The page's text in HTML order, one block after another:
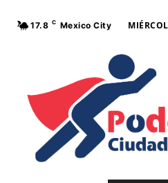
17.8 C Mexico City